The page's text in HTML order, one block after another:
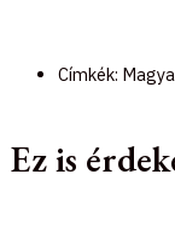
Címkék:
Ez is